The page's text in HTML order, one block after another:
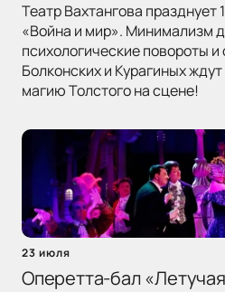
Театр Вахтангова празднует
«Война и мир». Минимализм
психологические повороты
Болконских и Курагиных
магию Толстого на сцене!
23 июля
Оперетта-бал